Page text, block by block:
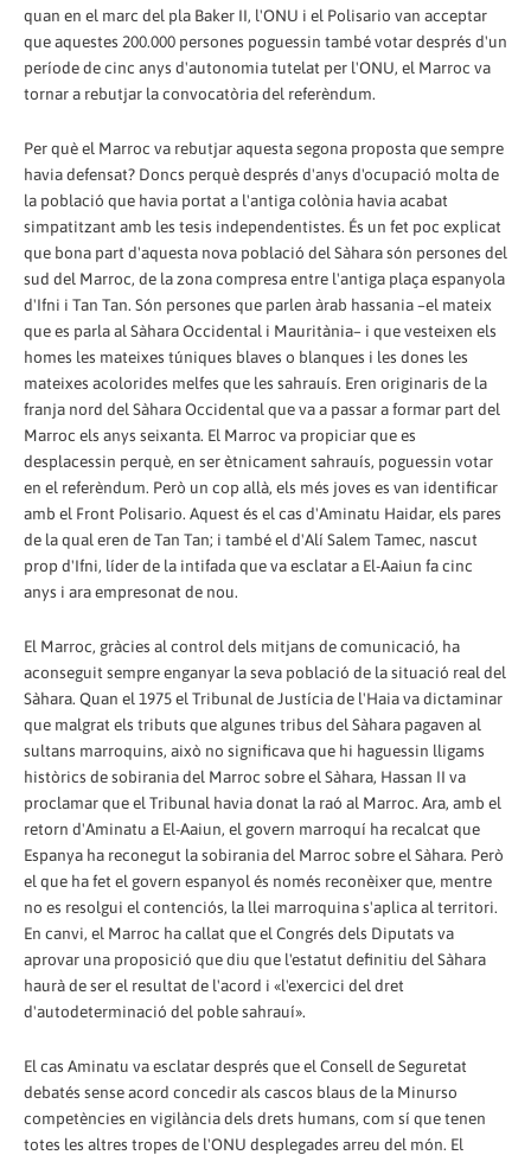
quan en el marc del pla Baker II, l'ONU i el Polisario van acceptar
que aquestes 200.000 persones poguessin també votar després d'un
període de cinc anys d'autonomia tutelat per l'ONU, el Marroc va
tornar a rebutjar la convocatòria del referèndum.
Per què el Marroc va rebutjar aquesta segona proposta que sempre
havia defensat? Doncs perquè després d'anys d'ocupació molta de
la població que havia portat a l'antiga colònia havia acabat
simpatitzant amb les tesis independentistes. És un fet poc explicat
que bona part d'aquesta nova població del Sàhara són persones del
sud del Marroc, de la zona compresa entre l'antiga plaça espanyola
d'Ifni i Tan Tan. Són persones que parlen àrab hassania –el mateix
que es parla al Sàhara Occidental i Mauritània– i que vesteixen els
homes les mateixes túniques blaves o blanques i les dones les
mateixes acolorides melfes que les sahrauís. Eren originaris de la
franja nord del Sàhara Occidental que va a passar a formar part del
Marroc els anys seixanta. El Marroc va propiciar que es
desplacessin perquè, en ser ètnicament sahrauís, poguessin votar
en el referèndum. Però un cop allà, els més joves es van identificar
amb el Front Polisario. Aquest és el cas d'Aminatu Haidar, els pares
de la qual eren de Tan Tan; i també el d'Alí Salem Tamec, nascut
prop d'Ifni, líder de la intifada que va esclatar a El-Aaiun fa cinc
anys i ara empresonat de nou.
El Marroc, gràcies al control dels mitjans de comunicació, ha
aconseguit sempre enganyar la seva població de la situació real del
Sàhara. Quan el 1975 el Tribunal de Justícia de l'Haia va dictaminar
que malgrat els tributs que algunes tribus del Sàhara pagaven al
sultans marroquins, això no significava que hi haguessin lligams
històrics de sobirania del Marroc sobre el Sàhara, Hassan II va
proclamar que el Tribunal havia donat la raó al Marroc. Ara, amb el
retorn d'Aminatu a El-Aaiun, el govern marroquí ha recalcat que
Espanya ha reconegut la sobirania del Marroc sobre el Sàhara. Però
el que ha fet el govern espanyol és només reconèixer que, mentre
no es resolgui el contenciós, la llei marroquina s'aplica al territori.
En canvi, el Marroc ha callat que el Congrés dels Diputats va
aprovar una proposició que diu que l'estatut definitiu del Sàhara
haurà de ser el resultat de l'acord i «l'exercici del dret
d'autodeterminació del poble sahrauí».
El cas Aminatu va esclatar després que el Consell de Seguretat
debatés sense acord concedir als cascos blaus de la Minurso
competències en vigilància dels drets humans, com sí que tenen
totes les altres tropes de l'ONU desplegades arreu del món. El